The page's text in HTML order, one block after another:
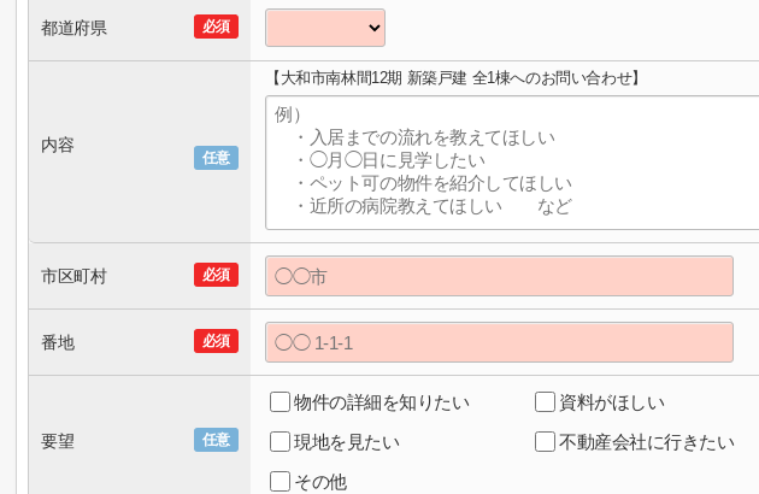
必須
都道府県
任意
内容
【大和市南林間12期 新築戸建 全1棟へのお問い合わせ】
必須
市区町村
必須
番地
任意
要望
物件の詳細を知りたい
資料がほしい
現地を見たい
不動産会社に行きたい
その他